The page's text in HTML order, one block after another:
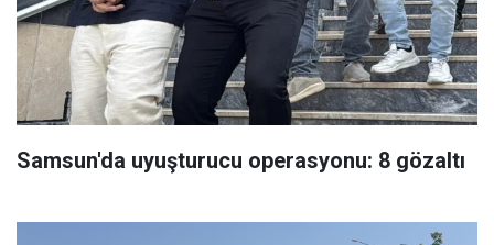
Samsun'da uyuşturucu operasyonu: 8 gözaltı